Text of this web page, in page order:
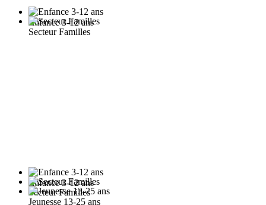
Enfance 3-12 ans
Enfance 3-12 ans
Secteur Familles
Secteur Familles
Jeunesse 13-25 ans